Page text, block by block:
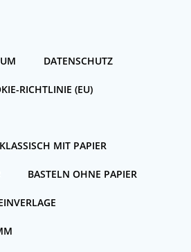
DATENSCHUTZ
RICHTLINIE (EU)
MIT PAPIER
BASTELN OHNE PAPIER